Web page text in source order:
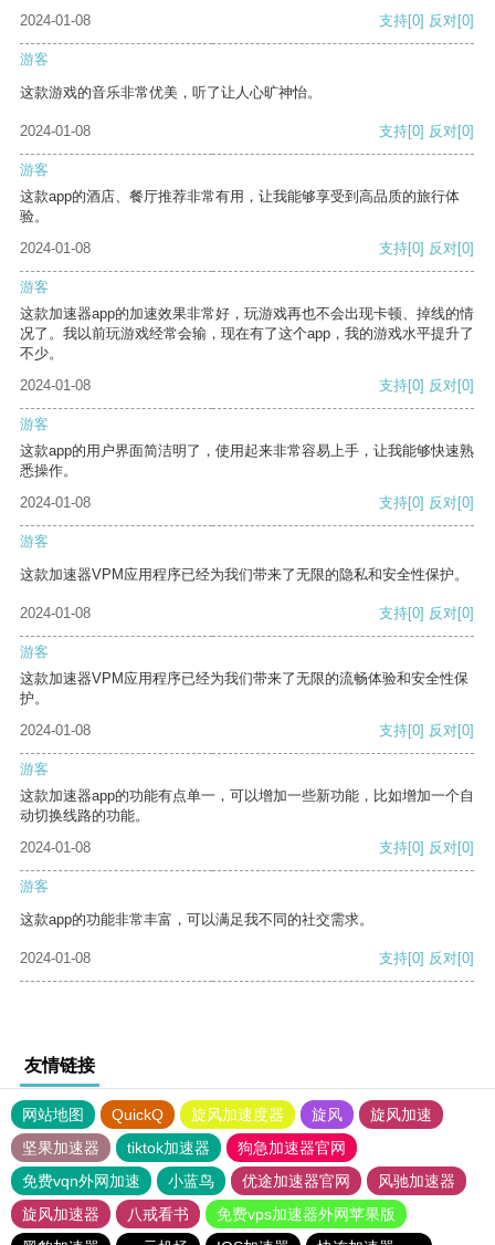
2024-01-08
支持[0] 反对[0]
游客
这款游戏的音乐非常优美，听了让人心旷神怡。
2024-01-08 支持[0] 反对[0]
游客
这款app的酒店、餐厅推荐非常有用，让我能够享受到高品质的旅行体
验。
2024-01-08
支持[0] 反对[0]
游客
这款加速器app的加速效果非常好，玩游戏再也不会出现卡顿、掉线的情
况了。我以前玩游戏经常会输，现在有了这个app，我的游戏水平提升了
不少。
2024-01-08
支持[0] 反对[0]
游客
这款app的用户界面简洁明了，使用起来非常容易上手，让我能够快速熟
悉操作。
2024-01-08
支持[0] 反对[0]
游客
这款加速器VPM应用程序已经为我们带来了无限的隐私和安全性保护。
2024-01-08 支持[0] 反对[0]
游客
这款加速器VPM应用程序已经为我们带来了无限的流畅体验和安全性保
护。
2024-01-08
支持[0] 反对[0]
游客
这款加速器app的功能有点单一，可以增加一些新功能，比如增加一个自
动切换线路的功能。
2024-01-08
支持[0] 反对[0]
游客
这款app的功能非常丰富，可以满足我不同的社交需求。
2024-01-08 支持[0] 反对[0]
友情链接
网站地图 QuickQ 旋风加速度器 旋风
旋风加速
坚果加速器
tiktok加速器
狗急加速器官网
免费vqn外网加速
小蓝鸟 优途加速器官网
风驰加速器
旋风加速器
八戒看书
免费vps加速器外网苹果版